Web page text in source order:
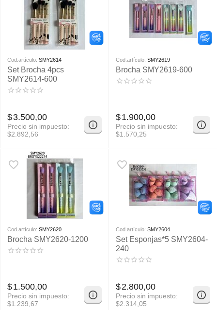
Cod.artículo: SMY2614
Set Brocha 4pcs
SMY2614-600
$3.500,00
Precio sin impuesto:
$2.892,56
Cod.artículo: SMY2619
Brocha SMY2619-600
$1.900,00
Precio sin impuesto:
$1.570,25
Cod.artículo: SMY2620
Brocha SMY2620-1200
$1.500,00
Precio sin impuesto:
$1.239,67
Cod.artículo: SMY2604
Set Esponjas*5 SMY2604-
240
$2.800,00
Precio sin impuesto:
$2.314,05